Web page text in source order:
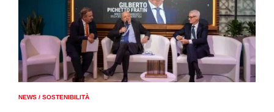
NEWS / SOSTENIBILITÀ